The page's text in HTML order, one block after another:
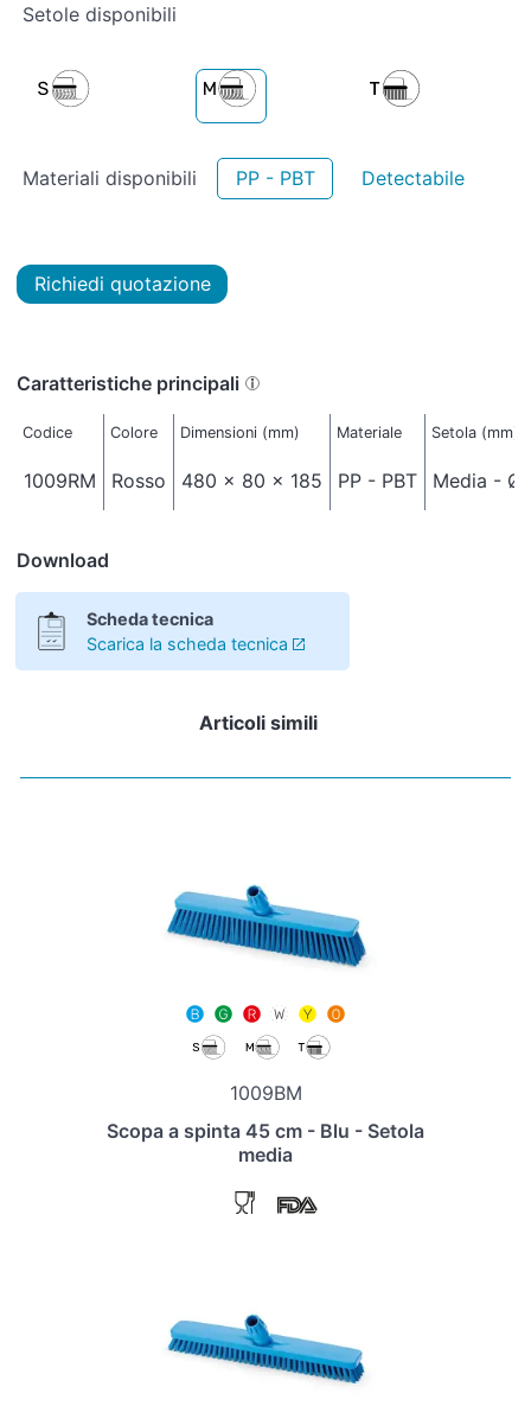
Setole disponibili
Materiali disponibili PP - PBT Detectabile
Richiedi quotazione
Caratteristiche principali
Codice Colore Dimensioni (mm) Materiale Setola (mm)
1009RM Rosso 480 x 80 x 185 PP - PBT Media - Ø
Download
Scheda tecnica
Scarica la scheda tecnica
Articoli simili
1009BM
Scopa a spinta 45 cm - Blu - Setola
media